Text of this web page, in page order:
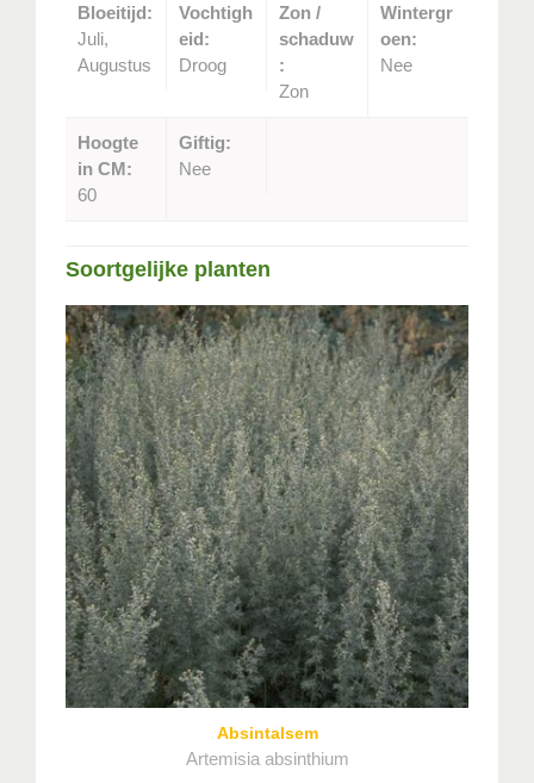
Bloeitijd:
Juli,
Augustus
Vochtigh
eid:
Droog
Zon /
schaduw
:
Zon
Wintergr
oen:
Nee
Hoogte
in CM:
60
Giftig:
Nee
Soortgelijke planten
Absintalsem
Artemisia absinthium